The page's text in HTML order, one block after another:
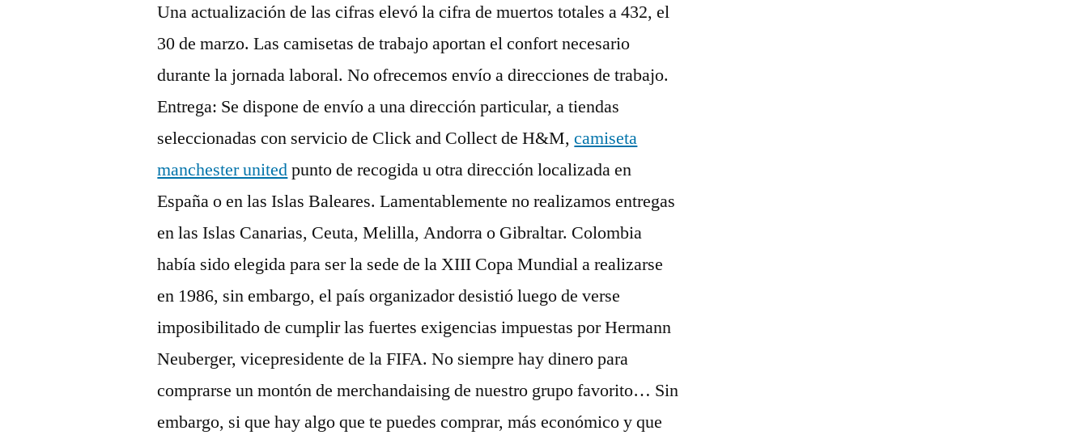
Una actualización de las cifras elevó la cifra de muertos totales a 432, el
30 de marzo. Las camisetas de trabajo aportan el confort necesario
durante la jornada laboral. No ofrecemos envío a direcciones de trabajo.
Entrega: Se dispone de envío a una dirección particular, a tiendas
seleccionadas con servicio de Click and Collect de H&M,camiseta
manchester unitedpunto de recogida u otra dirección localizada en
España o en las Islas Baleares. Lamentablemente no realizamos entregas
en las Islas Canarias, Ceuta, Melilla, Andorra o Gibraltar. Colombia
había sido elegida para ser la sede de la XIII Copa Mundial a realizarse
en 1986, sin embargo, el país organizador desistió luego de verse
imposibilitado de cumplir las fuertes exigencias impuestas por Hermann
Neuberger, vicepresidente de la FIFA. No siempre hay dinero para
comprarse un montón de merchandaising de nuestro grupo favorito… Sin
embargo, si que hay algo que te puedes comprar, más económico y que